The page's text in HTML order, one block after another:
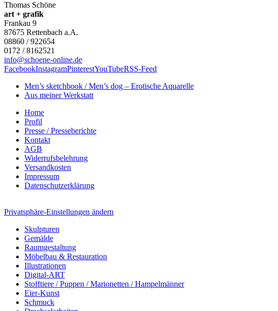
Thomas Schöne
art + grafik
Frankau 9
87675 Rettenbach a.A.
08860 / 922654
0172 / 8162521
info@schoene-online.de
FacebookInstagramPinterestYouTubeRSS-Feed
Men’s sketchbook / Men’s dog – Erotische Aquarelle
Aus meiner Werkstatt
Home
Profil
Presse / Presseberichte
Kontakt
AGB
Widerrufsbelehrung
Versandkosten
Impressum
Datenschutzerklärung
Privatsphäre-Einstellungen ändern
Skulpturen
Gemälde
Raumgestaltung
Möbelbau & Restauration
Illustrationen
Digital-ART
Stofftiere / Puppen / Marionetten / Hampelmänner
Eier-Kunst
Schmuck